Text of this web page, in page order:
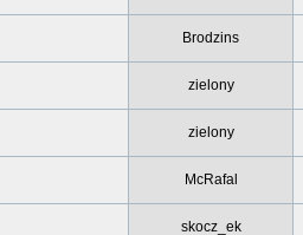
Brodzins
zielony
zielony
McRafal
skocz_ek